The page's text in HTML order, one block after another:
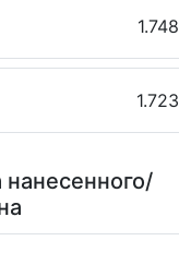
1.748
1.723